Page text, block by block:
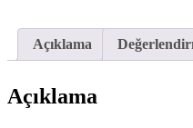
Açıklama
Açıklama